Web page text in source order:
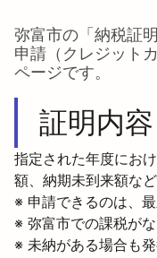
弥富市の「 納税証
申請（クレジット
ページです。
証明内容
指定された年度にお
額、納期未到来額など
※ 申請できるのは、
※ 弥富市での課税が
※ 未納がある場合も発